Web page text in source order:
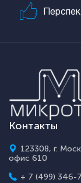
Контакты
123308, г.
офис 610
+ 7 (499) 346-